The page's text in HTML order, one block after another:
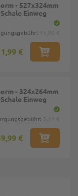
- 527x324mm
Einweg
€
- 324x264mm
Einweg
€